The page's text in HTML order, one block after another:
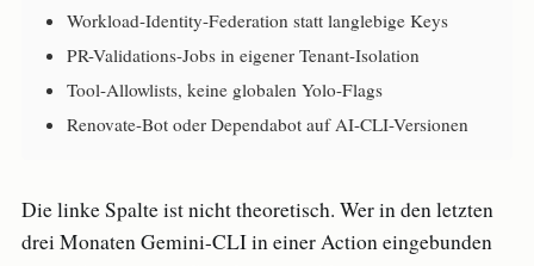
Workload-Identity-Federation statt langlebige Keys
PR-Validations-Jobs in eigener Tenant-Isolation
Tool-Allowlists, keine globalen Yolo-Flags
Renovate-Bot oder Dependabot auf AI-CLI-Versionen
Die linke Spalte ist nicht theoretisch. Wer in den letzten
drei Monaten Gemini-CLI in einer Action eingebunden